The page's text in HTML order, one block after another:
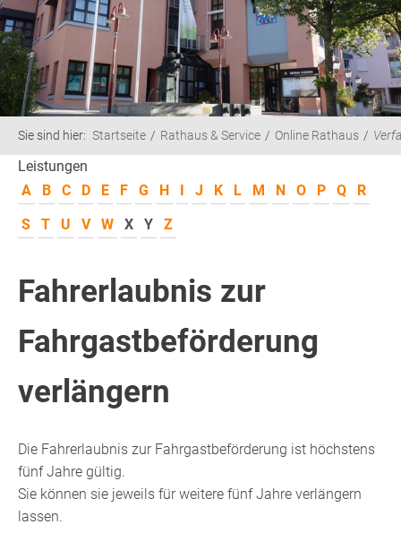
Sie sind hier: Startseite Rathaus & Service Online Rathaus
Leistungen
A
B C D E F G H I J K L M N O P Q
R
S
T U V W X Y Z
Fahrerlaubnis zur
Fahrgastbeförderung
verlängern
Die Fahrerlaubnis zur Fahrgastbeförderung ist höchstens
fünf Jahre gültig.
Sie können sie jeweils für weitere fünf Jahre verlängern
lassen.